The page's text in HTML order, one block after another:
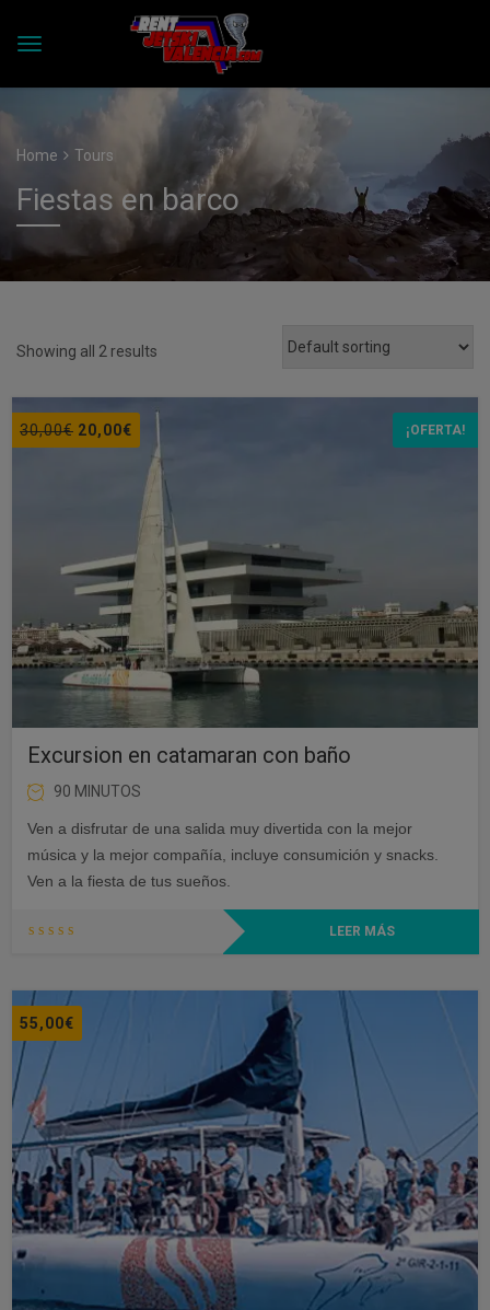
Home Tours
Fiestas en barco
Showing all 2 results
30,00€ El
20,00€
precio
actual
es:
20,00€.
¡OFERTA!
Excursion en catamaran con baño
90 MINUTOS
Ven a disfrutar de una salida muy divertida con la mejor
música y la mejor compañía, incluye consumición y snacks.
Ven a la fiesta de tus sueños.
LEER MÁS
55,00€